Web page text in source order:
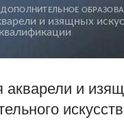
ДОПОЛНИТЕЛЬНОЕ
и изящных
и